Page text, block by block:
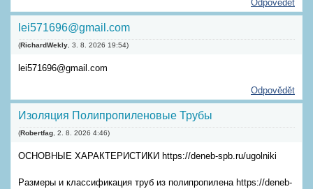
Odpovědět
lei571696@gmail.com
(RichardWekly 3. 8. 2026 19:54)
lei571696@gmail.com
Odpovědět
Изоляция Полипропиленовые Трубы
(Robertfag 2. 8. 2026 4:46)
ОСНОВНЫЕ ХАРАКТЕРИСТИКИ https://deneb-spb.ru/ugolniki
Размеры и классификация труб из полипропилена https://deneb-